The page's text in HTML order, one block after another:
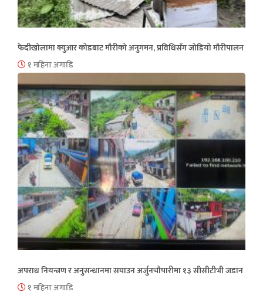
फेदीखोलामा क्युआर कोडबाट मौरीको अनुगमन, प्रविधिसँग जोडियो मौरीपालन
१ महिना अगाडि
अपराध नियन्त्रण र अनुसन्धानमा सघाउन अर्जुनचौपारीमा १३ सीसीटीभी जडान
१ महिना अगाडि